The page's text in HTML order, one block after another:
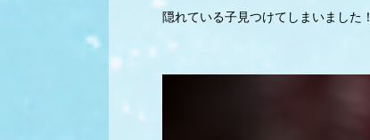
隠れている子見つけてしまいました！